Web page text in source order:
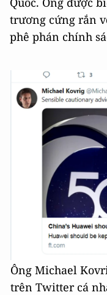
trương cứng rắn
phê phán chính
Ông Michael
trên Twitter cá